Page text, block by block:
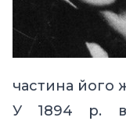
частина його
У 1894 р.